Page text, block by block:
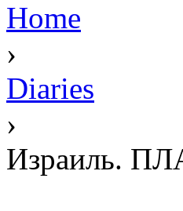
Home
›
Diaries
›
Израиль.